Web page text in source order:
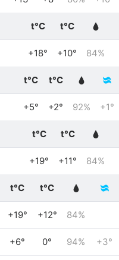
t°C t°C
+18° +10° 84%
t°C t°C
+5° +2° 92% +1°
t°C t°C
+19° +11° 84%
t°C t°C
+19° +12° 84%
+6° 0° 94% +3°